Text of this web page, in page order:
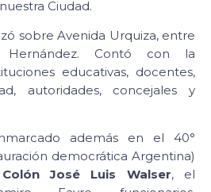
Ciudad.
sobre Avenida Urquiza, entre
Contó con la
educativas, docentes,
autoridades, concejales y
además en el 40°
democrática Argentina)
José Luis Walser, el